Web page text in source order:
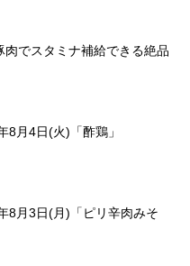
肉でスタミナ補給できる絶品
8月4日(火)「酢鶏」
8月3日(月)「ピリ辛肉みそ